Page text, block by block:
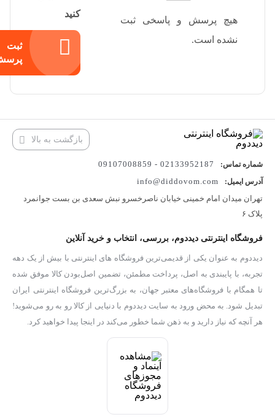
هیچ پرسش و پاسخی ثبت
نشده است.
کنید
ثبت
بازگشت به بالا
شماره تماس: 02133952187 - 09107008859
آدرس ایمیل:
info@diddovom.com
تهران میدان امام خمینی خیابان ناصرخسرو نبش سعدی بن بست جوانمرد
پلاک ۶
فروشگاه اینترنتی دیددوم، بررسی، انتخاب و خرید آنلاین
دیددوم به عنوان یکی از قدیمی‌ترین فروشگاه های اینترنتی با بیش از یک دهه
تجربه، با پایبندی به اصل، پرداخت مطمئن، تضمین اصل‌بودن کالا موفق شده
تا همگام با فروشگاه‌های معتبر جهان، به بزرگ‌ترین فروشگاه اینترنتی ایران
تبدیل شود. به محض ورود به سایت دیددوم با دنیایی از کالا رو به رو می‌شوید!
هر آنچه که نیاز دارید و به ذهن شما خطور می‌کند در اینجا پیدا خواهید کرد.